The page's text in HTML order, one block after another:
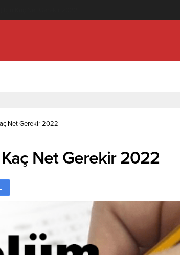
Net Gerekir 2022
Kaç Net Gerekir 2022